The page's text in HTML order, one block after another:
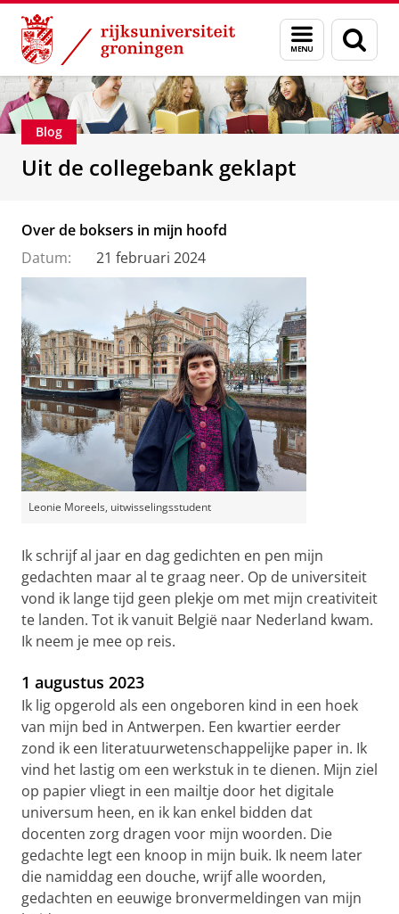
Skip
Content
Skip
Navigation
Menu
en
zoeken
Over ons Faculteit der Letteren
Blog
Uit de collegebank geklapt
Over de boksers in mijn hoofd
Datum:
21 februari 2024
Leonie Moreels, uitwisselingsstudent
Ik schrijf al jaar en dag gedichten en pen mijn
gedachten maar al te graag neer. Op de universiteit
vond ik lange tijd geen plekje om met mijn creativiteit
te landen. Tot ik vanuit België naar Nederland kwam.
Ik neem je mee op reis.
1 augustus 2023
Ik lig opgerold als een ongeboren kind in een hoek
van mijn bed in Antwerpen. Een kwartier eerder
zond ik een literatuurwetenschappelijke paper in. Ik
vind het lastig om een werkstuk in te dienen. Mijn ziel
op papier vliegt in een mailtje door het digitale
universum heen, en ik kan enkel bidden dat
docenten zorg dragen voor mijn woorden. Die
gedachte legt een knoop in mijn buik. Ik neem later
die namiddag een douche, wrijf alle woorden,
gedachten en eeuwige bronvermeldingen van mijn